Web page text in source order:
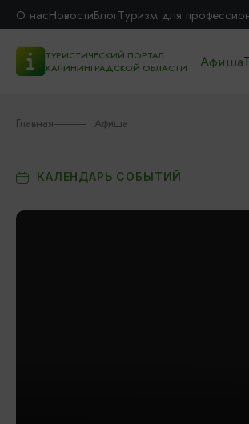
О насНовостиБлогТуризм для
ТУРИСТИЧЕСКИЙ ПОРТАЛ
КАЛИНИНГРАДСКОЙ ОБЛАСТИ
Афиша
Главная Афиша
КАЛЕНДАРЬ СОБЫТИЙ